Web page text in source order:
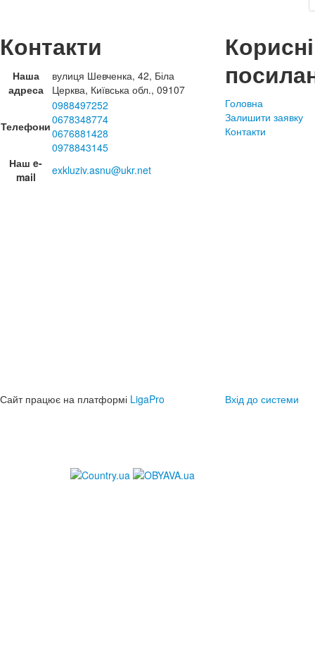
Контакти
Наша
адреса
вулиця Шевченка, 42, Біла
Церква, Київська обл., 09107
Телефони
0988497252
0678348774
0676881428
0978843145
Наш e-
mail
exkluziv.asnu@ukr.net
Корисні
Головна
Залишити заявку
Контакти
Сайт працює на платформі LigaPro Вхід до системи